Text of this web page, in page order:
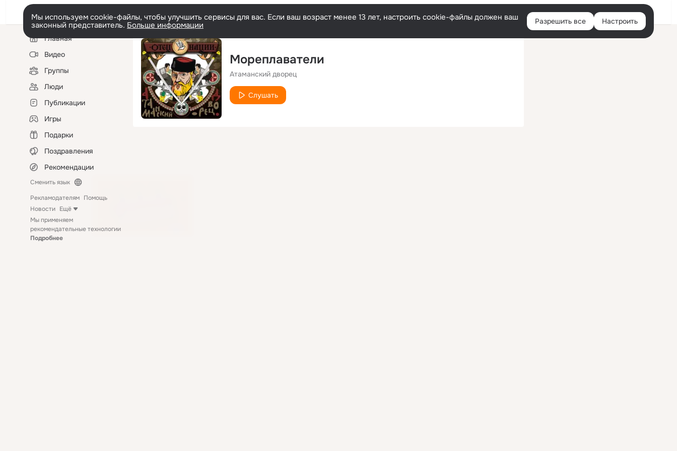
Войти
Мы используем cookie-файлы, чтобы улучшить сервисы для вас. Если ваш возраст менее 13 лет, настроить cookie-файлы должен ваш
законный представитель. Больше информации Разрешить все Настроить
Левая
колонкаГлавная
Видео
Группы
Люди
Публикации
Игры
Подарки
Поздравления
Рекомендации
Сменить язык
Рекламодателям Помощь
Новости Ещё
Мы применяем
рекомендательные технологии
Подробнее
Мореплаватели
Атаманский дворец
Слушать